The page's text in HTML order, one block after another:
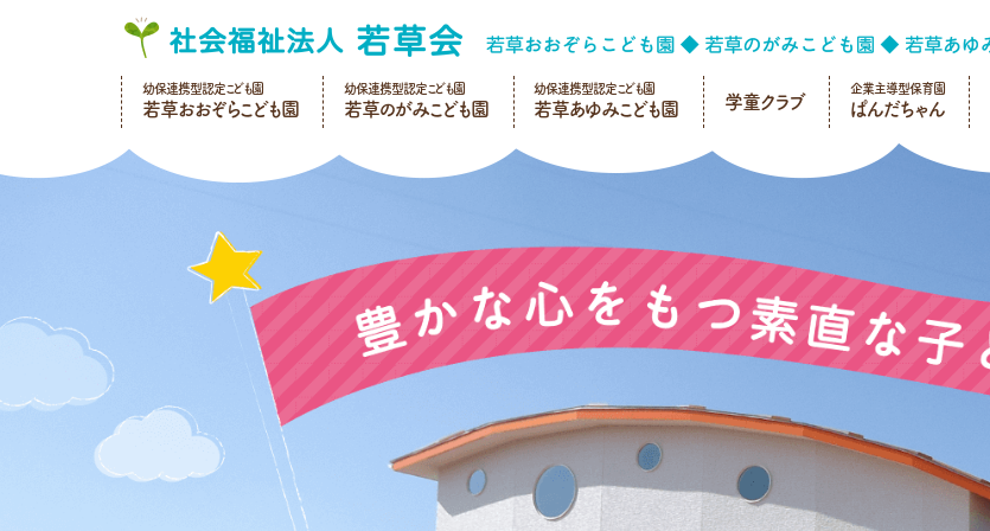
幼保連携型認定こども園
若草おおぞらこども園
幼保連携型認定こども園
若草のがみこども園
幼保連携型認定こども園
若草あゆみこども園 学童クラブ
企業主導型保育園
ぱんだちゃん